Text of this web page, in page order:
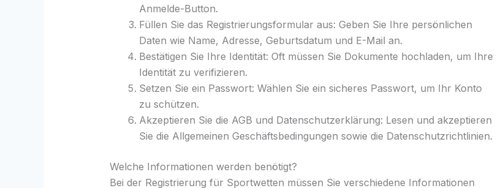
Anmelde-Button.
Füllen Sie das Registrierungsformular aus: Geben Sie Ihre persönlichen
Daten wie Name, Adresse, Geburtsdatum und E-Mail an.
Bestätigen Sie Ihre Identität: Oft müssen Sie Dokumente hochladen, um Ihre
Identität zu verifizieren.
Setzen Sie ein Passwort: Wählen Sie ein sicheres Passwort, um Ihr Konto
zu schützen.
Akzeptieren Sie die AGB und Datenschutzerklärung: Lesen und akzeptieren
Sie die Allgemeinen Geschäftsbedingungen sowie die Datenschutzrichtlinien.
Welche Informationen werden benötigt?
Bei der Registrierung für Sportwetten müssen Sie verschiedene Informationen